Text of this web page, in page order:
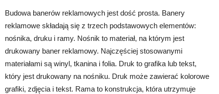
Budowa banerów reklamowych jest dość prosta. Banery
reklamowe składają się z trzech podstawowych elementów:
nośnika, druku i ramy. Nośnik to materiał, na którym jest
drukowany baner reklamowy. Najczęściej stosowanymi
materiałami są winyl, tkanina i folia. Druk to grafika lub tekst,
który jest drukowany na nośniku. Druk może zawierać kolorowe
grafiki, zdjęcia i tekst. Rama to konstrukcja, która utrzymuje